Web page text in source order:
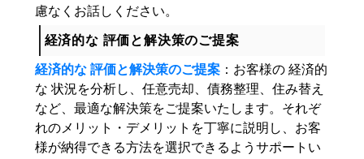
慮なくお話しください。
経済的な 評価と解決策のご提案
経済的な 評価と解決策のご提案：お客様の 経済的
な 状況を分析し、任意売却、債務整理、住み替え
など、最適な解決策をご提案いたします。それぞ
れのメリット・デメリットを丁寧に説明し、お客
様が納得できる方法を選択できるようサポートい